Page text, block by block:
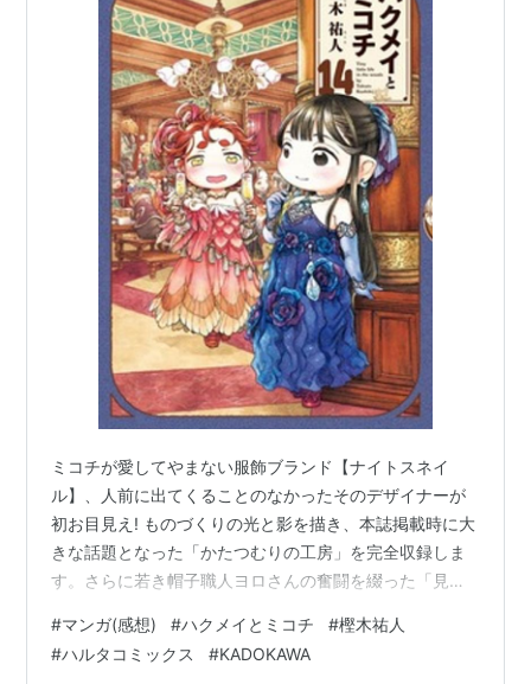
ミコチが愛してやまない服飾ブランド【ナイトスネイ
ル】、人前に出てくることのなかったそのデザイナーが
初お目見え! ものづくりの光と影を描き、本誌掲載時に大
きな話題となった「かたつむりの工房」を完全収録しま
す。さらに若き帽子職人ヨロさんの奮闘を綴った「見習
を当てた一冊になっています。また、ラブコールにお応
えしてレアなキャラクターたちが続々登場! ハクメイの父
#マンガ(感想) #ハクメイとミコチ #樫木祐人
#ハルタコミックス #KADOKAWA